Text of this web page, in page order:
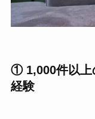
① 1,000件以上
経験